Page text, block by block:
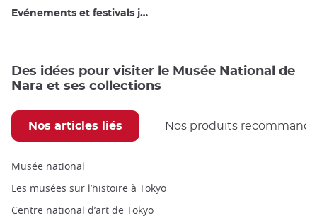
Evénements et festivals japonais
Des idées pour visiter le Musée National de
Nara et ses collections
Nos articles liés Nos produits
Musée national
Les musées sur l’histoire à Tokyo
Centre national d’art de Tokyo